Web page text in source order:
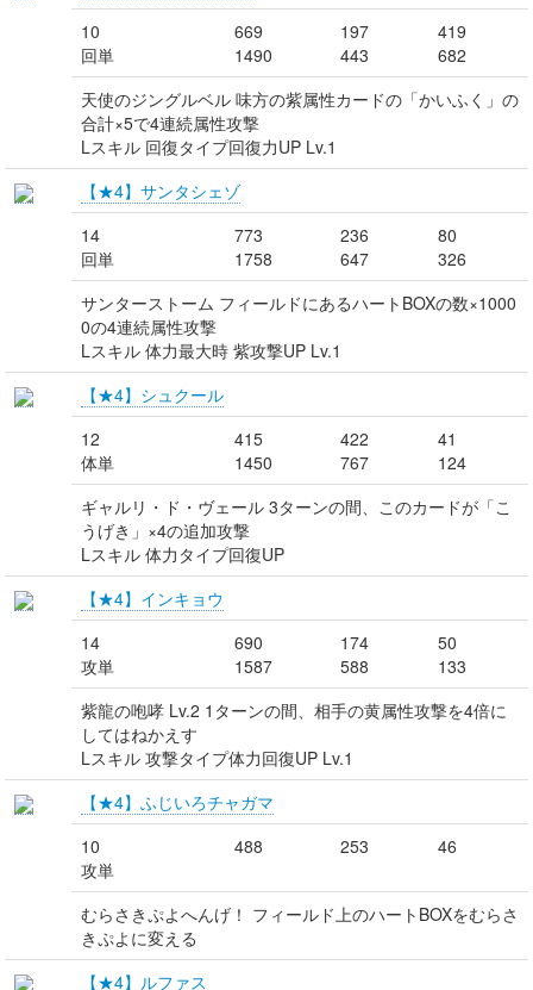
10
回単
669
1490
197
443
419
682
天使のジングルベル 味方の紫属性カードの「かいふく」の
合計×5で4連続属性攻撃
Lスキル 回復タイプ回復力UP Lv.1
【★4】サンタシェゾ
14
回単
773
1758
236
647
80
326
サンターストーム フィールドにあるハートBOXの数×1000
0の4連続属性攻撃
Lスキル 体力最大時 紫攻撃UP Lv.1
【★4】シュクール
12
体単
415
1450
422
767
41
124
ギャルリ・ド・ヴェール 3ターンの間、このカードが「こ
うげき」×4の追加攻撃
Lスキル 体力タイプ回復UP
【★4】インキョウ
14
攻単
690
1587
174
588
50
133
紫龍の咆哮 Lv.2 1ターンの間、相手の黄属性攻撃を4倍に
してはねかえす
Lスキル 攻撃タイプ体力回復UP Lv.1
【★4】ふじいろチャガマ
10
攻単
488 253 46
むらさきぷよへんげ！ フィールド上のハートBOXをむらさ
きぷよに変える
【★4】ルファス